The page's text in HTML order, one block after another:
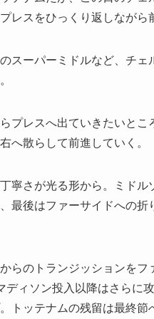
レスをひっくり返しながら
スーパーミドルなど、チェ
レスへ出ていきたいとこ
へ散らして前進していく。
寧さが光る形から。ミドル
最後はファーサイドへの
らのトランジッションをフ
ィソン投入以降はさらに
トッテナムの残留は最終節